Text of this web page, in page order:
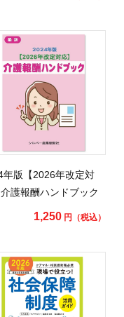
年版【2026年改定対
護報酬ハンドブック
1,250 円（税込）